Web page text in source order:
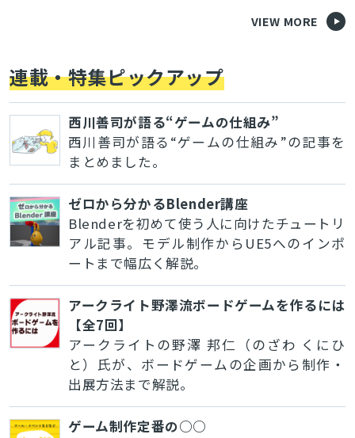
VIEW MORE
連載・特集ピックアップ
西川善司が語る“ゲームの仕組み”
西川善司が語る“ゲームの仕組み”の記事を
まとめました。
ゼロから分かるBlender講座
Blenderを初めて使う人に向けたチュートリ
アル記事。モデル制作からUE5へのインポ
ートまで幅広く解説。
アークライト野澤流ボードゲームを作るには
【全7回】
アークライトの野澤 邦仁（のざわ くにひ
と）氏が、ボードゲームの企画から制作・
出展方法まで解説。
ゲーム制作定番の○○